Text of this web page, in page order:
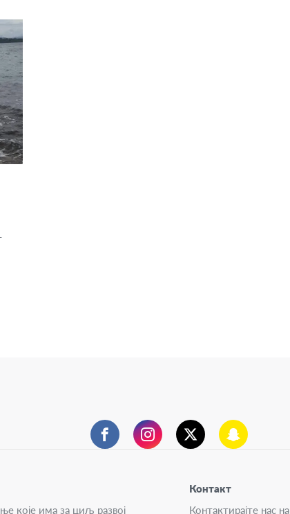
фејсбукинстаграмтвитерснепчет
Контакт
Контактирајте нас на
које има за циљ развој